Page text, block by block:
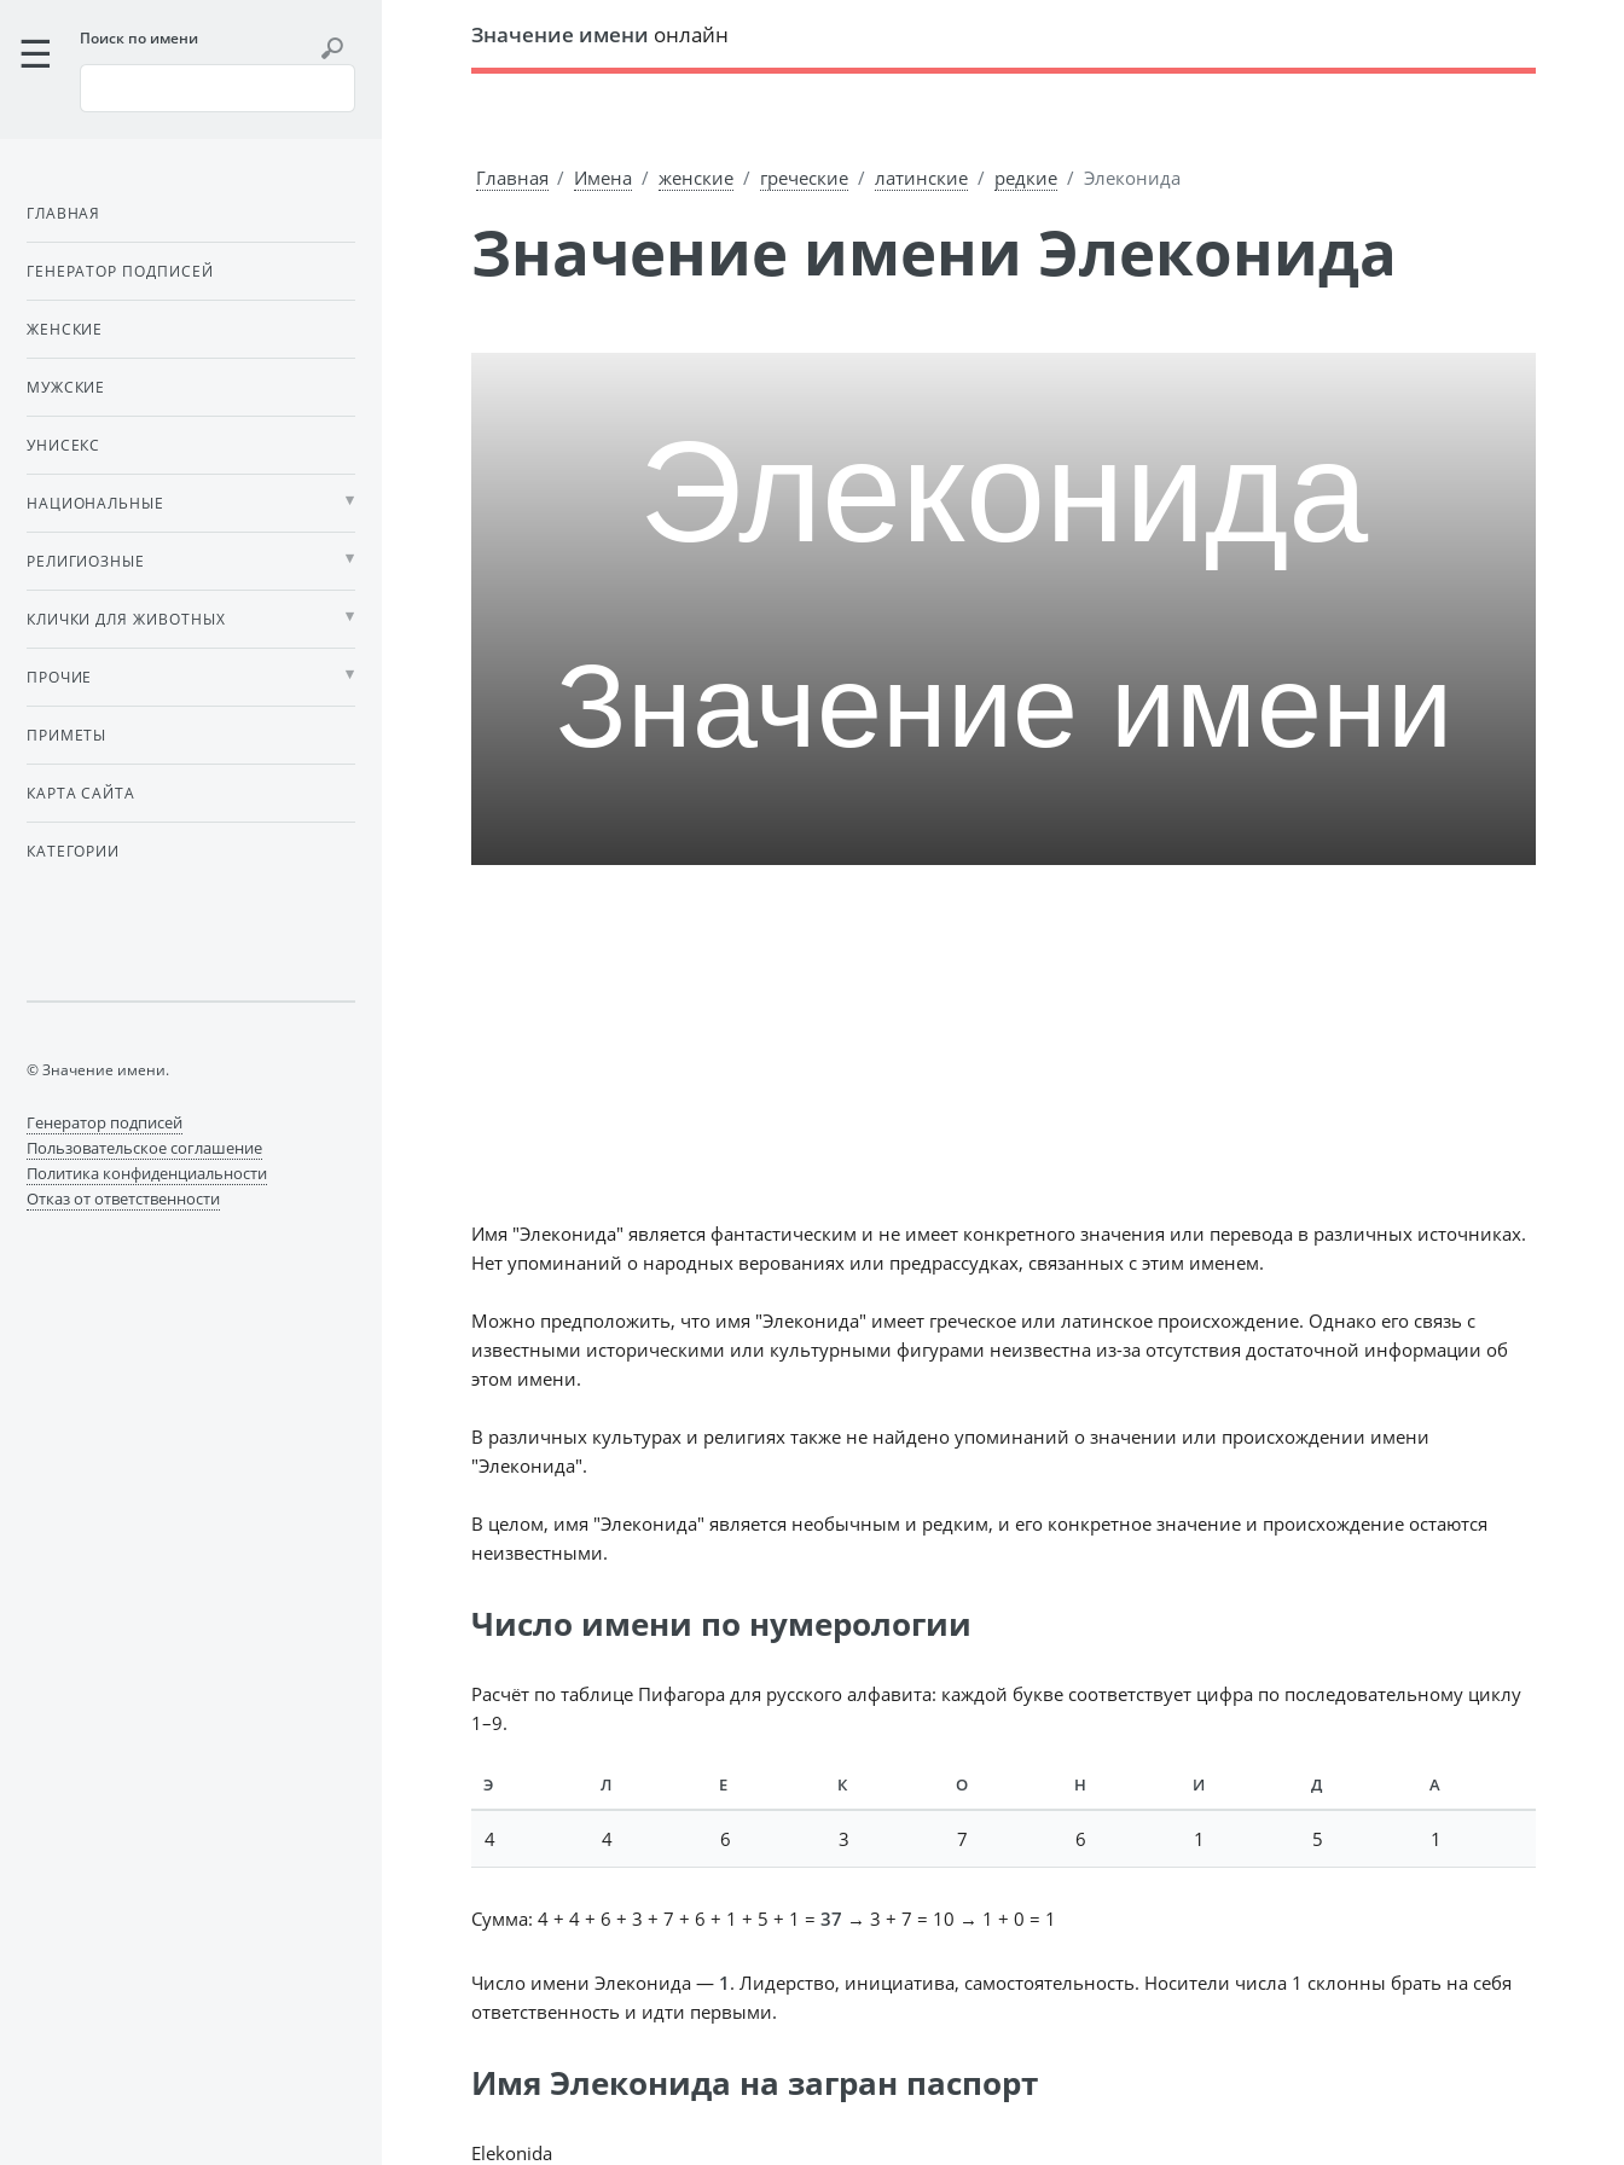
Значение имени онлайн
Главная Имена женские греческие латинские редкие Элеконида
Значение имени Элеконида
Имя "Элеконида" является фантастическим и не имеет конкретного значения или перевода в различных источниках.
Нет упоминаний о народных верованиях или предрассудках, связанных с этим именем.
Можно предположить, что имя "Элеконида" имеет греческое или латинское происхождение. Однако его связь с
известными историческими или культурными фигурами неизвестна из-за отсутствия достаточной информации об
этом имени.
В различных культурах и религиях также не найдено упоминаний о значении или происхождении имени
"Элеконида".
В целом, имя "Элеконида" является необычным и редким, и его конкретное значение и происхождение остаются
неизвестными.
Число имени по нумерологии
Расчёт по таблице Пифагора для русского алфавита: каждой букве соответствует цифра по последовательному циклу
1–9.
Э Л Е К О Н И Д А
4 4 6 3 7 6 1 5 1
Сумма: 4 + 4 + 6 + 3 + 7 + 6 + 1 + 5 + 1 = 37 → 3 + 7 = 10 → 1 + 0 = 1
Число имени Элеконида — 1 . Лидерство, инициатива, самостоятельность. Носители числа 1 склонны брать на себя
ответственность и идти первыми.
Имя Элеконида на загран паспорт
Elekonida
Поиск по имени
ГЛАВНАЯ
ГЕНЕРАТОР ПОДПИСЕЙ
ЖЕНСКИЕ
МУЖСКИЕ
УНИСЕКС
НАЦИОНАЛЬНЫЕ
РЕЛИГИОЗНЫЕ
КЛИЧКИ ДЛЯ ЖИВОТНЫХ
ПРОЧИЕ
ПРИМЕТЫ
КАРТА САЙТА
КАТЕГОРИИ
© Значение имени.
Генератор подписей
Пользовательское соглашение
Политика конфиденциальности
Отказ от ответственности